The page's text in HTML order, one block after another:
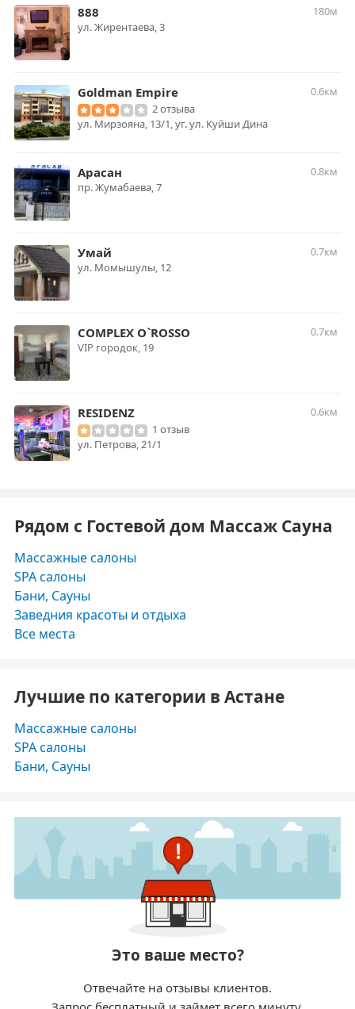
888
180м
ул. Жирентаева, 3
Goldman Empire
0.6км
2 отзыва
ул. Мирзояна, 13/1, уг. ул. Куйши Дина
Арасан
0.8км
пр. Жумабаева, 7
Умай
0.7км
ул. Момышулы, 12
COMPLEX O`ROSSO
0.7км
VIP городок, 19
RESIDENZ
0.6км
1 отзыв
ул. Петрова, 21/1
Рядом с Гостевой дом Массаж Сауна
Массажные салоны
SPA салоны
Бани, Сауны
Заведния красоты и отдыха
Все места
Лучшие по категории в Астане
Массажные салоны
SPA салоны
Бани, Сауны
Это ваше место?
Отвечайте на отзывы клиентов.